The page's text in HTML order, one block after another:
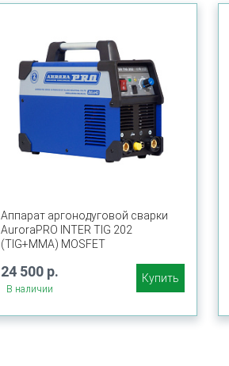
Аппарат аргонодуговой сварки
AuroraPRO INTER TIG 202
(TIG+MMA) MOSFET
24 500 р.
В наличии
Купить